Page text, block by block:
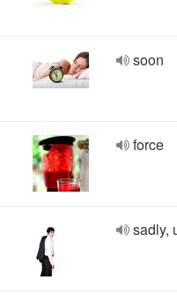
soon
force
sadly,